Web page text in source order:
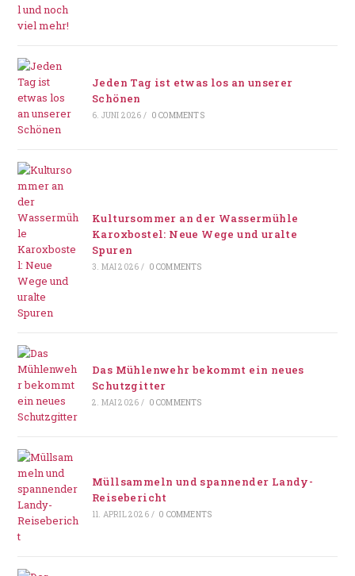
Jeden Tag ist etwas los an unserer
Schönen
6. JUNI 2026 / 0 COMMENTS
Kultursommer an der Wassermühle
Karoxbostel: Neue Wege und uralte
Spuren
3. MAI 2026 / 0 COMMENTS
Das Mühlenwehr bekommt ein neues
Schutzgitter
2. MAI 2026 / 0 COMMENTS
Müllsammeln und spannender Landy-
Reisebericht
11. APRIL 2026 / 0 COMMENTS